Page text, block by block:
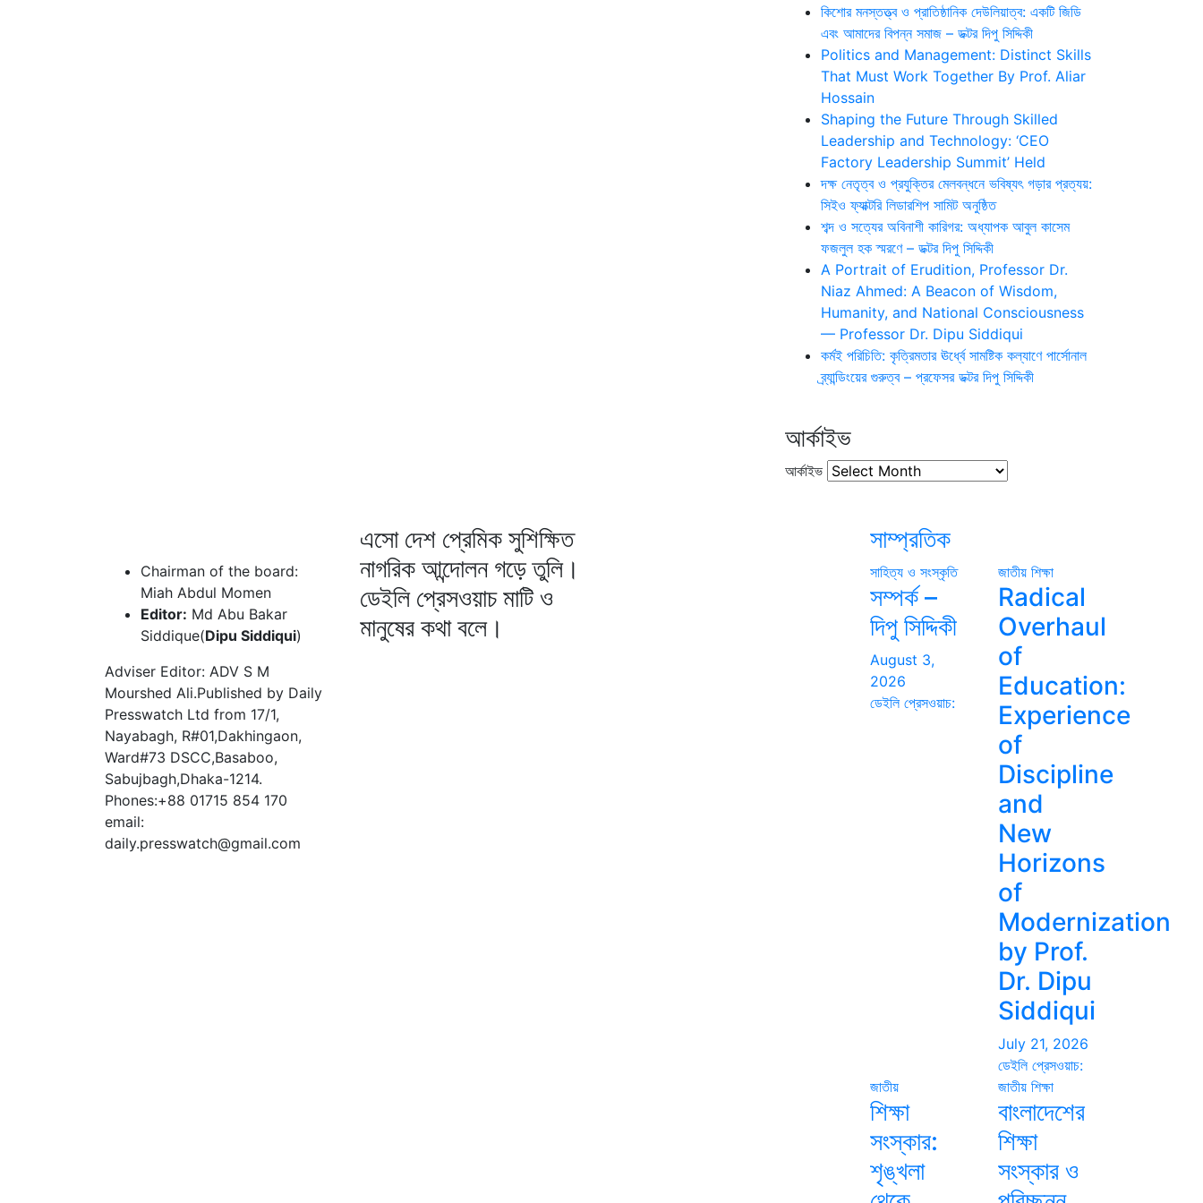
কিশোর মনস্তত্ত্ব ও প্রাতিষ্ঠানিক দেউলিয়াত্ব: একটি জিডি
এবং আমাদের বিপন্ন সমাজ – ডক্টর দিপু সিদ্দিকী
Politics and Management: Distinct Skills
That Must Work Together By Prof. Aliar
Hossain
Shaping the Future Through Skilled
Leadership and Technology: ‘CEO
Factory Leadership Summit’ Held
দক্ষ নেতৃত্ব ও প্রযুক্তির মেলবন্ধনে ভবিষ্যৎ গড়ার প্রত্যয়:
সিইও ফ্যাক্টরি লিডারশিপ সামিট অনুষ্ঠিত
শব্দ ও সত্যের অবিনাশী কারিগর: অধ্যাপক আবুল কাসেম
ফজলুল হক স্মরণে – ডক্টর দিপু সিদ্দিকী
A Portrait of Erudition, Professor Dr.
Niaz Ahmed: A Beacon of Wisdom,
Humanity, and National Consciousness
— Professor Dr. Dipu Siddiqui
কর্মই পরিচিতি: কৃত্রিমতার ঊর্ধ্বে সামষ্টিক কল্যাণে পার্সোনাল
ব্র্যান্ডিংয়ের গুরুত্ব – প্রফেসর ডক্টর দিপু সিদ্দিকী
আর্কাইভ
আর্কাইভ
Chairman of the board:
Miah Abdul Momen
Editor: Md Abu Bakar
Siddique(Dipu Siddiqui)
Adviser Editor: ADV S M
Mourshed Ali.Published by Daily
Presswatch Ltd from 17/1,
Nayabagh, R#01,Dakhingaon,
Ward#73 DSCC,Basaboo,
Sabujbagh,Dhaka-1214.
Phones:+88 01715 854 170
email:
daily.presswatch@gmail.com
এসো দেশ প্রেমিক সুশিক্ষিত
নাগরিক আন্দোলন গড়ে তুলি।
ডেইলি প্রেসওয়াচ মাটি ও
মানুষের কথা বলে।
সাম্প্রতিক
সাহিত্য ও সংস্কৃতি
সম্পর্ক –
দিপু সিদ্দিকী
August 3,
2026
ডেইলি প্রেসওয়াচ:
জাতীয় শিক্ষা
Radical
Overhaul
of
Education:
Experience
of
Discipline
and
New
Horizons
of
Modernization
by Prof.
Dr. Dipu
Siddiqui
July 21, 2026
ডেইলি প্রেসওয়াচ:
জাতীয়
শিক্ষা
সংস্কার:
শৃঙ্খলা
জাতীয় শিক্ষা
বাংলাদেশের
শিক্ষা
সংস্কার ও